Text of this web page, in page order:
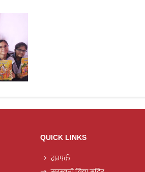
QUICK LINKS
सम्पर्क